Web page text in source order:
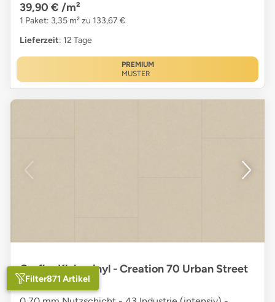
39,90 € /m²
1 Paket: 3,35 m² zu 133,67 €
Lieferzeit: 12 Tage
PREMIUM
MUSTER
Gerflor Klebevinyl - Creation 70 Urban Street
Cream
Filter871 Artikel